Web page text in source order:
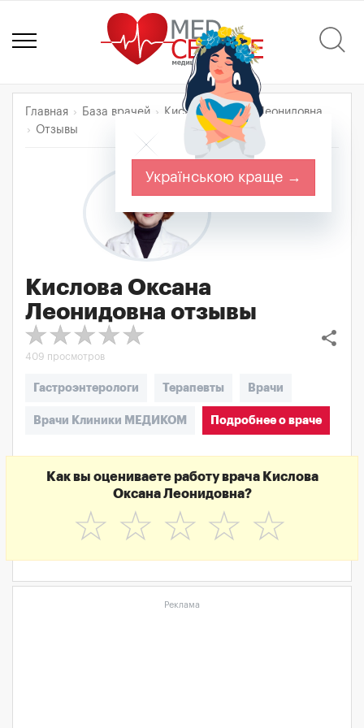
Главная База врачей
Кислова Оксана Леонидовна
Отзывы
Кислова Оксана
Леонидовна отзывы
share
409 просмотров
Гастроэнтерологи Терапевты Врачи
Врачи Клиники МЕДИКОМ Подробнее о враче
Как вы оцениваете работу врача Кислова
Оксана Леонидовна?
☆
☆
☆
☆
☆
Реклама
Українською краще →